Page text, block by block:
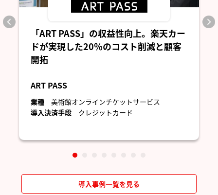
「ART PASS」の収益性向上。楽天カー
ドが実現した20％のコスト削減と顧客
開拓
ART PASS
業種
美術館オンラインチケットサービス
導入決済手段
クレジットカード
導入事例一覧を見る